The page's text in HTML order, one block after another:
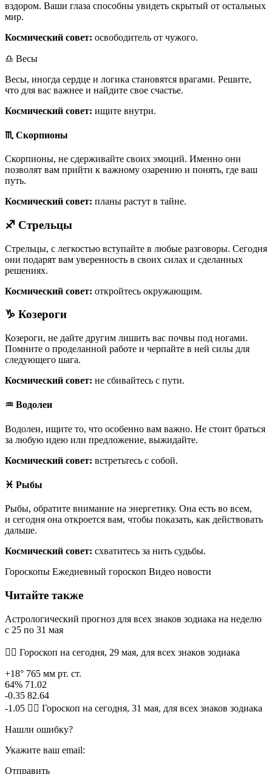
вздором. Ваши глаза способны увидеть скрытый от остальных
мир.
Космический совет: освободитель от чужого.
♎ Весы
Весы, иногда сердце и логика становятся врагами. Решите,
что для вас важнее и найдите свое счастье.
Космический совет: ищите внутри.
♏ Скорпионы
Скорпионы, не сдерживайте своих эмоций. Именно они
позволят вам прийти к важному озарению и понять, где ваш
путь.
Космический совет: планы растут в тайне.
♐ Стрельцы
Стрельцы, с легкостью вступайте в любые разговоры. Сегодня
они подарят вам уверенность в своих силах и сделанных
решениях.
Космический совет: откройтесь окружающим.
♑ Козероги
Козероги, не дайте другим лишить вас почвы под ногами.
Помните о проделанной работе и черпайте в ней силы для
следующего шага.
Космический совет: не сбивайтесь с пути.
♒ Водолеи
Водолеи, ищите то, что особенно вам важно. Не стоит браться
за любую идею или предложение, выжидайте.
Космический совет: встретьтесь с собой.
♓ Рыбы
Рыбы, обратите внимание на энергетику. Она есть во всем,
и сегодня она откроется вам, чтобы показать, как действовать
дальше.
Космический совет: схватитесь за нить судьбы.
Гороскопы Ежедневный гороскоп Видео новости
Читайте также
Астрологический прогноз для всех знаков зодиака на неделю
с 25 по 31 мая
🧙‍♀ Гороскоп на сегодня, 29 мая, для всех знаков зодиака
+18° 765 мм рт. ст.
64% 71.02
-0.35 82.64
-1.05 🧙‍♀ Гороскоп на сегодня, 31 мая, для всех знаков зодиака
Нашли ошибку?
Укажите ваш email:
Отправить